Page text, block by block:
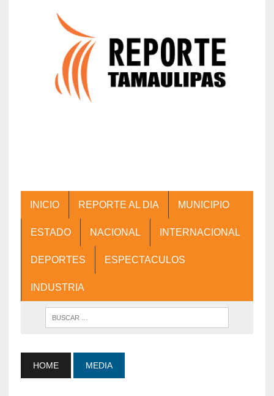
INICIO REPORTE AL DIA MUNICIPIO
ESTADO NACIONAL INTERNACIONAL
DEPORTES ESPECTACULOS
INDUSTRIA
HOME MEDIA